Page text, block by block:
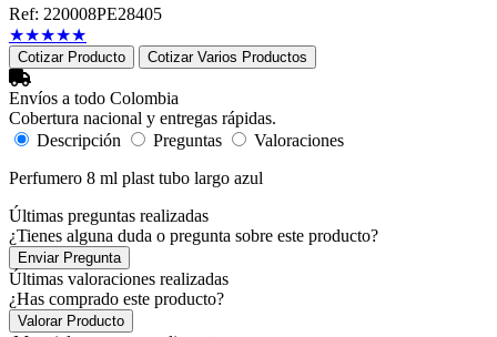
Ref: 220008PE28405
★★★★★
Cotizar Producto Cotizar Varios Productos
Envíos a todo Colombia
Cobertura nacional y entregas rápidas.
Descripción
Preguntas
Valoraciones
Perfumero 8 ml plast tubo largo azul
Últimas preguntas realizadas
¿Tienes alguna duda o pregunta sobre este producto?
Enviar Pregunta
Últimas valoraciones realizadas
¿Has comprado este producto?
Valorar Producto